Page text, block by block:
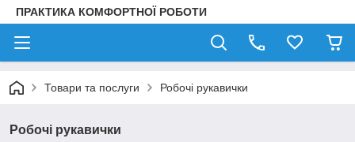
ПРАКТИКА КОМФОРТНОЇ РОБОТИ
Товари та послуги Робочі рукавички
Робочі рукавички